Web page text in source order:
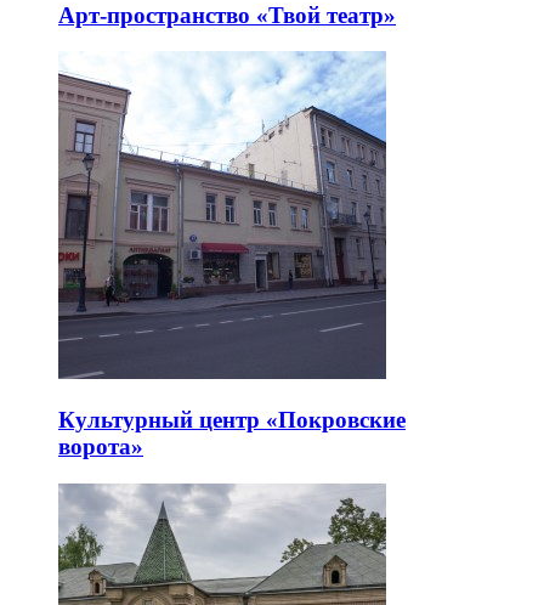
Арт-пространство «Твой театр»
Культурный центр «Покровские
ворота»